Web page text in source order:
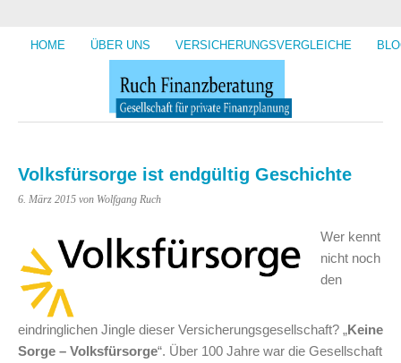
HOME ÜBER UNS VERSICHERUNGSVERGLEICHE
Volksfürsorge ist endgültig Geschichte
6. März 2015 von Wolfgang Ruch
Wer kennt
nicht noch
den
eindringlichen Jingle dieser Versicherungsgesellschaft? „Keine
Sorge – Volksfürsorge“. Über 100 Jahre war die Gesellschaft